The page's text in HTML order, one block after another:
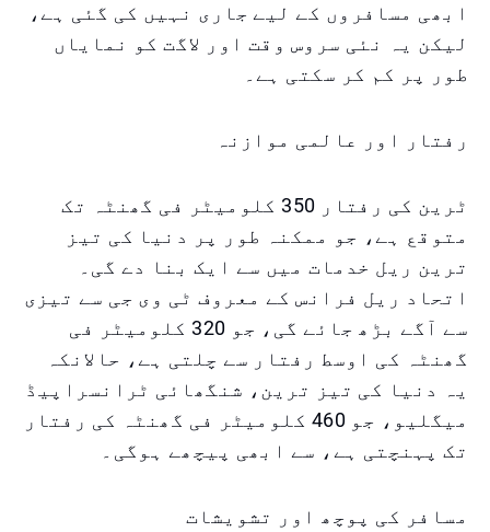
ابھی مسافروں کے لیے جاری نہیں کی گئی ہے،
لیکن یہ نئی سروس وقت اور لاگت کو نمایاں
طور پر کم کر سکتی ہے۔
رفتار اور عالمی موازنہ
ٹرین کی رفتار 350 کلومیٹر فی گھنٹہ تک
متوقع ہے، جو ممکنہ طور پر دنیا کی تیز
ترین ریل خدمات میں سے ایک بنا دے گی۔
اتحاد ریل فرانس کے معروف ٹی وی جی سے تیزی
سے آگے بڑھ جائے گی، جو 320 کلومیٹر فی
گھنٹہ کی اوسط رفتار سے چلتی ہے، حالانکہ
یہ دنیا کی تیز ترین، شنگھائی ٹرانسراپیڈ
میگلیو، جو 460 کلومیٹر فی گھنٹہ کی رفتار
تک پہنچتی ہے، سے ابھی پیچھے ہوگی۔
مسافر کی پوچھ اور تشویشات